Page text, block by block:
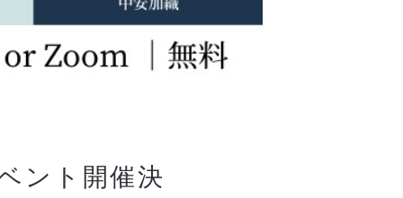
ント開催決